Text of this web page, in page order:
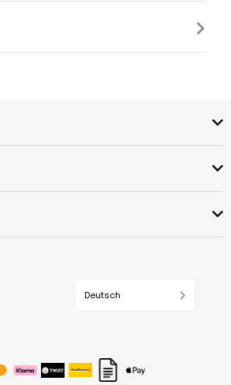
Deutsch